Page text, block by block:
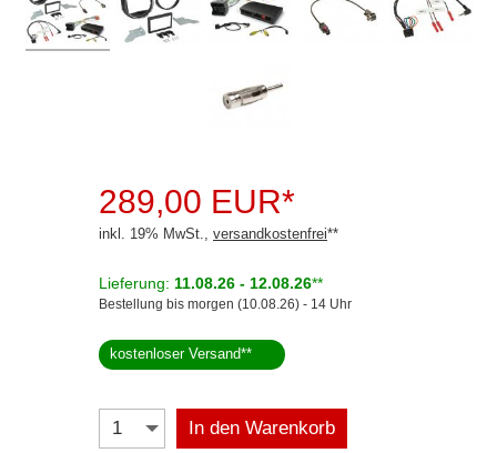
Antennenadapter
Antennenstecker
Antennenzubehör
Aux-In-Adapter
CAN-BUS-Adapter
289,00 EUR*
inkl. 19% MwSt., versandkostenfrei**
Lieferung: 11.08.26 - 12.08.26**
Bestellung bis morgen (10.08.26) - 14 Uhr
kostenloser Versand**
In den Warenkorb